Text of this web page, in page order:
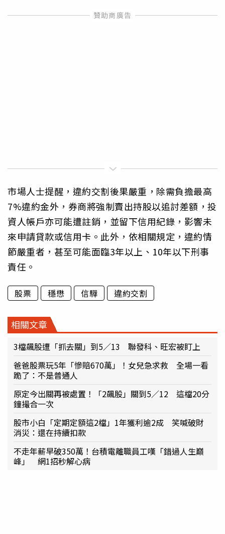
市場人士提醒，違約交割後果嚴重，除需負擔最高
7%違約金外，券商將強制賣出持股以追討差額，投
資人帳戶亦可能遭註銷，並留下信用紀錄，影響未
來申請貸款或信用卡。此外，依相關規定，違約情
節嚴重者，甚至可能面臨3年以上、10年以下刑事
責任。
股票 穩懋 信驊 違約交割
相關文章
3檔飆股遭「抓去關」到5／13 聯發科、旺宏被盯上
爸爸股票玩5年「慘賠670萬」！女兒急求救 全場一看
跪了：不是普通人
原定今出關再被處置！「2飆股」關到5／12 這檔20分
鐘撮合一次
股市小白「定期定額這2檔」1年獲利逾2成 笑喊破財
消災：還在持續扣款
不走年薪早破350萬！台積電離職員工嘆「錯過人生巔
峰」 網1招秒解心病